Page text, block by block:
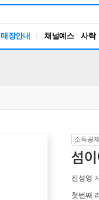
매장안내 채널예스 사락
소득공제
섬
진성영
첫번째